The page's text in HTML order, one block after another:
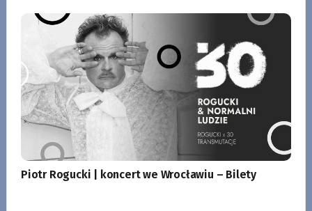
Piotr Rogucki | koncert we Wrocławiu – Bilety